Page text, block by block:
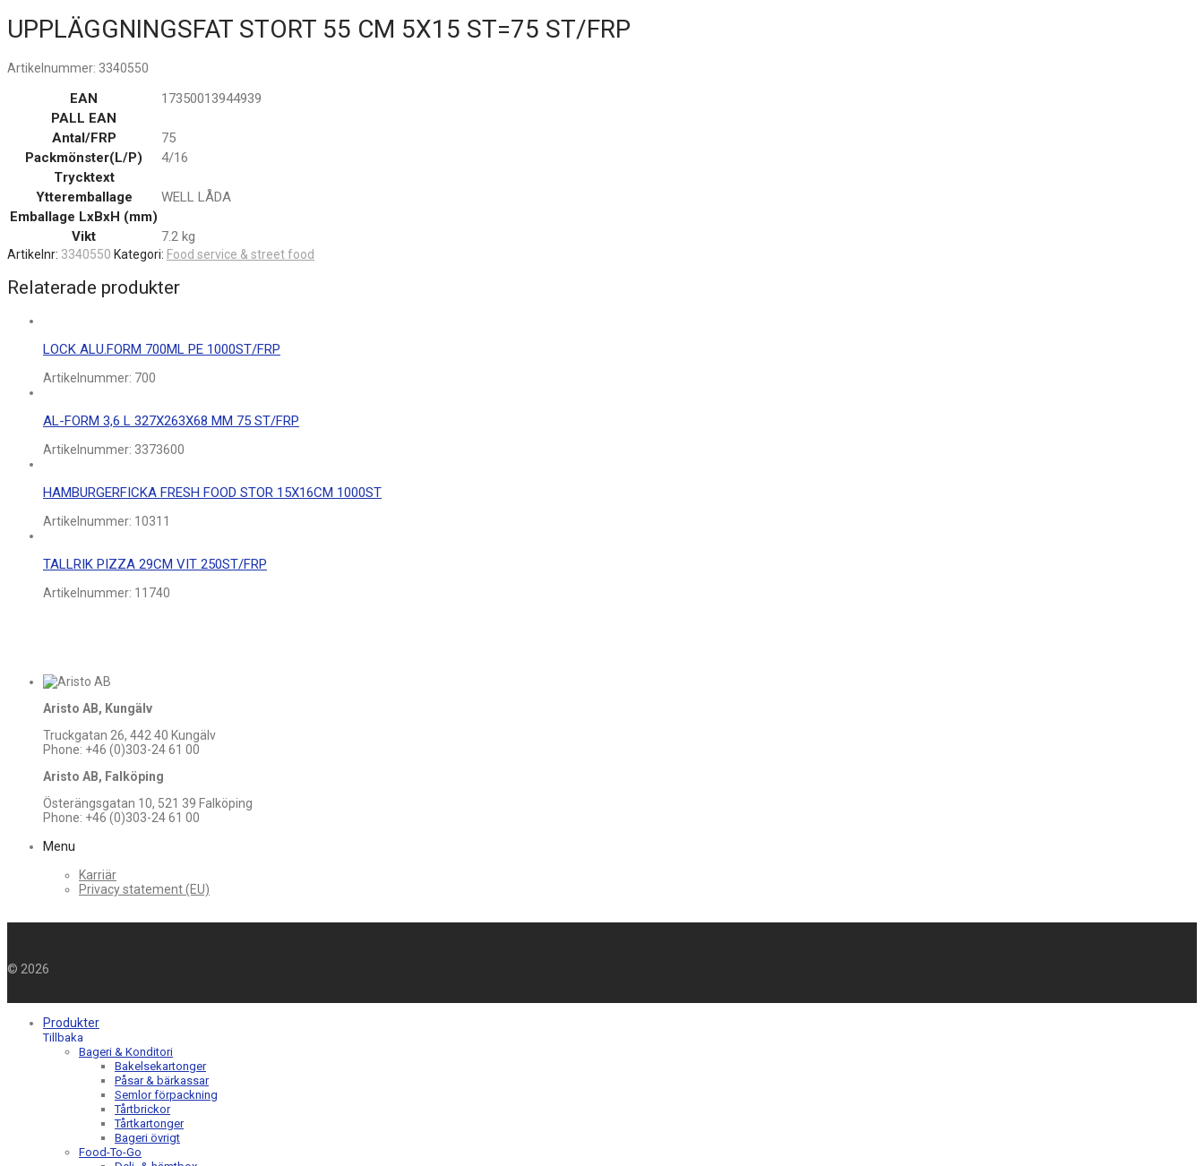
UPPLÄGGNINGSFAT STORT 55 CM 5X15 ST=75 ST/FRP
Artikelnummer: 3340550
EAN
17350013944939
PALL EAN
Antal/FRP
75
Packmönster(L/P)
4/16
Trycktext
Ytteremballage
WELL LÅDA
Emballage LxBxH (mm)
Vikt
7.2 kg
Artikelnr: 3340550 Kategori: Food service & street food
Relaterade produkter
LOCK ALU.FORM 700ML PE 1000ST/FRP
Artikelnummer: 700
AL-FORM 3,6 L 327X263X68 MM 75 ST/FRP
Artikelnummer: 3373600
HAMBURGERFICKA FRESH FOOD STOR 15X16CM 1000ST
Artikelnummer: 10311
TALLRIK PIZZA 29CM VIT 250ST/FRP
Artikelnummer: 11740
Aristo AB, Kungälv
Truckgatan 26, 442 40 Kungälv
Phone: +46 (0)303-24 61 00
Aristo AB, Falköping
Österängsgatan 10, 521 39 Falköping
Phone: +46 (0)303-24 61 00
Menu
Karriär
Privacy statement (EU)
© 2026
Produkter
Tillbaka
Bageri & Konditori
Bakelsekartonger
Påsar & bärkassar
Semlor förpackning
Tårtbrickor
Tårtkartonger
Bageri övrigt
Food-To-Go